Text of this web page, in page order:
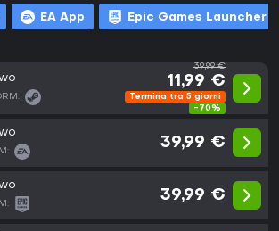
EA App Epic Games Launcher
39,99 €
11,99 €
Termina tra 5 giorni
-70%
39,99 €
39,99 €